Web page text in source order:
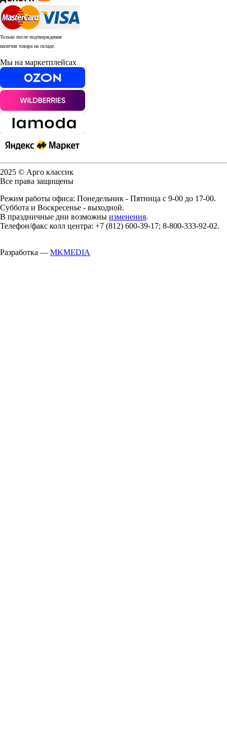
Только после подтверждения
наличия товара на складе.
Мы на маркетплейсах
2025 © Арго классик
Все права защищены
Режим работы офиса: Понедельник - Пятница с 9-00 до 17-00.
Суббота и Воскресенье - выходной.
В праздничные дни возможны изменения.
Телефон/факс колл центра: +7 (812) 600-39-17; 8-800-333-92-02.
Разработка — MKMEDIA